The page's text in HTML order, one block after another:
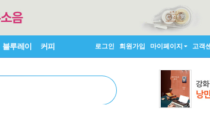
블루레이 커피 로그인 회원가입 마이페이지 고객